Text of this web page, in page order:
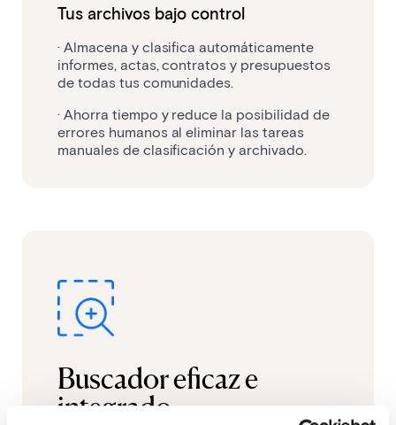
Tus archivos bajo control
· Almacena y clasifica automáticamente
informes, actas, contratos y presupuestos
de todas tus comunidades.
· Ahorra tiempo y reduce la posibilidad de
errores humanos al eliminar las tareas
manuales de clasificación y archivado.
Buscador eficaz e
integrado